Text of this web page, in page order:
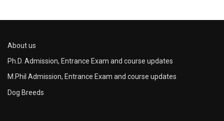
About us
Ph.D. Admission, Entrance Exam and course updates
M.Phil Admission, Entrance Exam and course updates
Dog Breeds